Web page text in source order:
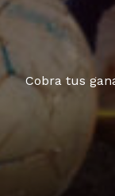
Cobra tus